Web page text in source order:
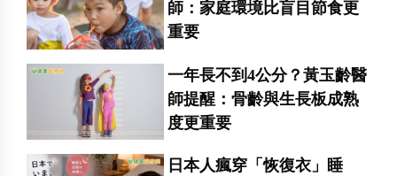
師：家庭環境比盲目節食更
重要
一年長不到4公分？黃玉齡醫
師提醒：骨齡與生長板成熟
度更重要
日本人瘋穿「恢復衣」睡